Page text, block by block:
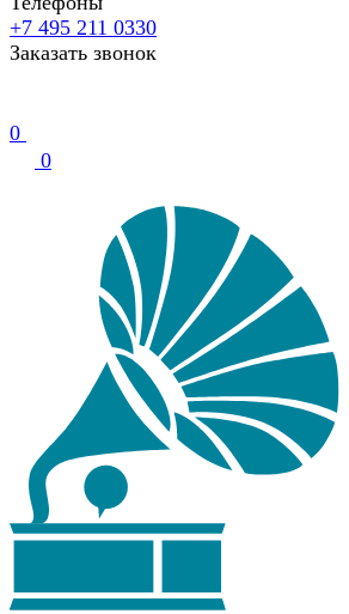
+7 495 211 0330
Заказать звонок
0
0